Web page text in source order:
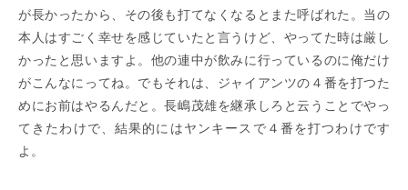
が長かったから、その後も打てなくなるとまた呼ばれた。当の
本人はすごく幸せを感じていたと言うけど、やってた時は厳し
かったと思いますよ。他の連中が飲みに行っているのに俺だけ
がこんなにってね。でもそれは、ジャイアンツの４番を打つた
めにお前はやるんだと。長嶋茂雄を継承しろと云うことでやっ
てきたわけで、結果的にはヤンキースで４番を打つわけです
よ。